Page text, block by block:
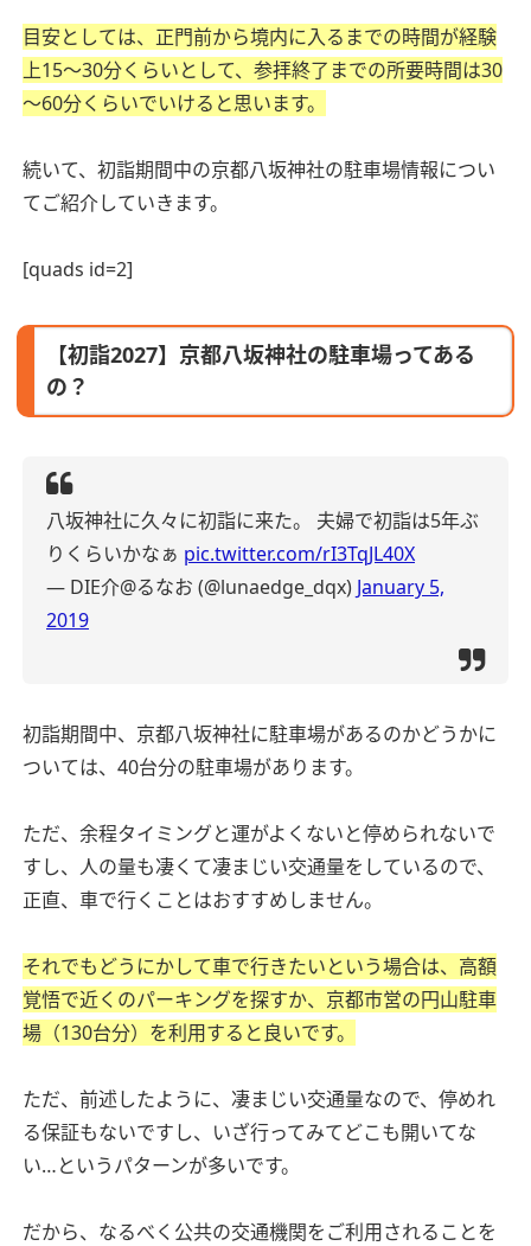
目安としては、正門前から境内に入るまでの時間が経験
上15～30分くらいとして、参拝終了までの所要時間は30
～60分くらいでいけると思います。
続いて、初詣期間中の京都八坂神社の駐車場情報につい
てご紹介していきます。
[quads id=2]
【初詣2027】京都八坂神社の駐車場ってある
の？
八坂神社に久々に初詣に来た。
夫婦で初詣は5年ぶ
りくらいかなぁ pic.twitter.com/rI3TqJL40X
— DIE介@るなお (@lunaedge_dqx) January 5,
2019
初詣期間中、京都八坂神社に駐車場があるのかどうかに
ついては、40台分の駐車場があります。
ただ、余程タイミングと運がよくないと停められないで
すし、人の量も凄くて凄まじい交通量をしているので、
正直、車で行くことはおすすめしません。
それでもどうにかして車で行きたいという場合は、高額
覚悟で近くのパーキングを探すか、京都市営の円山駐車
場（130台分）を利用すると良いです。
ただ、前述したように、凄まじい交通量なので、停めれ
る保証もないですし、いざ行ってみてどこも開いてな
い…というパターンが多いです。
だから、なるべく公共の交通機関をご利用されることを